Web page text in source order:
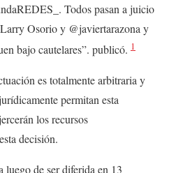
Todos pasan a juicio
Osorio y @javiertarazona y
bajo cautelares”. publicó. 1
es totalmente arbitraria y
permitan esta
los recursos
decisión.
luego de ser diferida en 13